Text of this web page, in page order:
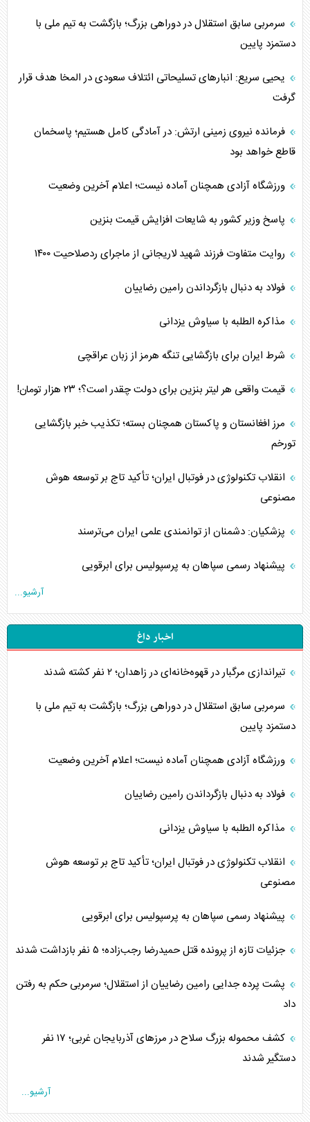
سرمربی سابق استقلال در دوراهی بزرگ؛ بازگشت به تیم ملی با
دستمزد پایین
یحیی سریع: انبارهای تسلیحاتی ائتلاف سعودی در المخا هدف قرار
گرفت
فرمانده نیروی زمینی ارتش: در آمادگی کامل هستیم؛ پاسخمان
قاطع خواهد بود
ورزشگاه آزادی همچنان آماده نیست؛ اعلام آخرین وضعیت
پاسخ وزیر کشور به شایعات افزایش قیمت بنزین
روایت متفاوت فرزند شهید لاریجانی از ماجرای ردصلاحیت ۱۴۰۰
فولاد به دنبال بازگرداندن رامین رضاییان
مذاکره الطلبه با سیاوش یزدانی
شرط ایران برای بازگشایی تنگه هرمز از زبان عراقچی
قیمت واقعی هر لیتر بنزین برای دولت چقدر است؟؛ ۲۳ هزار تومان!
مرز افغانستان و پاکستان همچنان بسته؛ تکذیب خبر بازگشایی
تورخم
انقلاب تکنولوژی در فوتبال ایران؛ تأکید تاج بر توسعه هوش
مصنوعی
پزشکیان: دشمنان از توانمندی علمی ایران می‌ترسند
پیشنهاد رسمی سپاهان به پرسپولیس برای ابرقویی
آرشیو...
اخبار داغ
تیراندازی مرگبار در قهوه‌خانه‌ای در زاهدان؛ ۲ نفر کشته شدند
سرمربی سابق استقلال در دوراهی بزرگ؛ بازگشت به تیم ملی با
دستمزد پایین
ورزشگاه آزادی همچنان آماده نیست؛ اعلام آخرین وضعیت
فولاد به دنبال بازگرداندن رامین رضاییان
مذاکره الطلبه با سیاوش یزدانی
انقلاب تکنولوژی در فوتبال ایران؛ تأکید تاج بر توسعه هوش
مصنوعی
پیشنهاد رسمی سپاهان به پرسپولیس برای ابرقویی
جزئیات تازه از پرونده قتل حمیدرضا رجب‌زاده؛ ۵ نفر بازداشت شدند
پشت پرده جدایی رامین رضاییان از استقلال؛ سرمربی حکم به رفتن
داد
کشف محموله بزرگ سلاح در مرزهای آذربایجان غربی؛ ۱۷ نفر
دستگیر شدند
آرشیو...